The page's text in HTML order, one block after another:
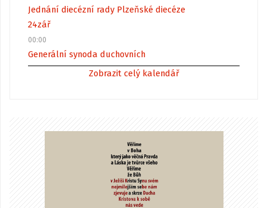
Jednání diecézní rady Plzeňské diecéze
24zář
00:00
Generální synoda duchovních
Zobrazit celý kalendář